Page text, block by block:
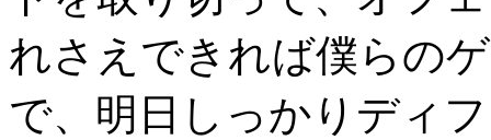
れさえできれば僕らの
で、明日しっかりディ